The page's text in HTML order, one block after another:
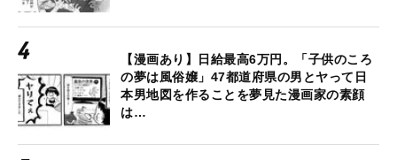
【漫画あり】日給最高6万円。「子供のころ
の夢は風俗嬢」47都道府県の男とヤって日
本男地図を作ることを夢見た漫画家の素顔
は…